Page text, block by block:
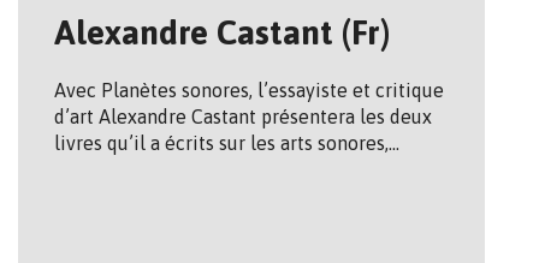
Alexandre Castant (Fr)
Avec Planètes sonores, l’essayiste et critique
d’art Alexandre Castant présentera les deux
livres qu’il a écrits sur les arts sonores,…